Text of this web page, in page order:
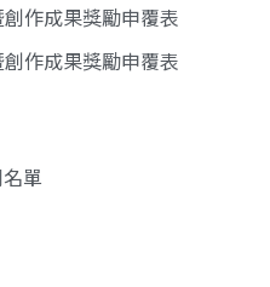
創作成果獎勵申覆表
創作成果獎勵申覆表
單